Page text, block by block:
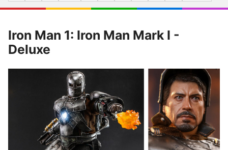
Iron Man 1: Iron Man Mark I -
Deluxe